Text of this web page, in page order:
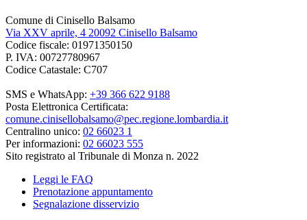
Comune di Cinisello Balsamo
Via XXV aprile, 4 20092 Cinisello Balsamo
Codice fiscale: 01971350150
P. IVA: 00727780967
Codice Catastale: C707
SMS e WhatsApp: +39 366 622 9188
Posta Elettronica Certificata:
comune.cinisellobalsamo@pec.regione.lombardia.it
Centralino unico: 02 66023 1
Per informazioni: 02 66023 555
Sito registrato al Tribunale di Monza n. 2022
Leggi le FAQ
Prenotazione appuntamento
Segnalazione disservizio